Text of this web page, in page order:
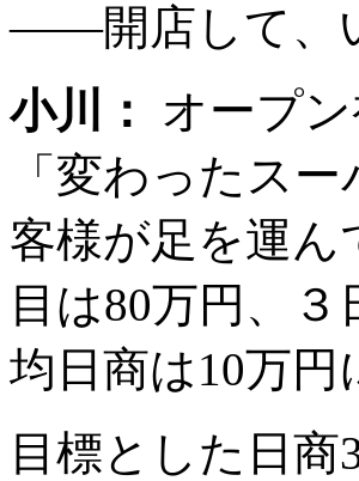
――開店して、
小川：
オープ
「変わったス
客様が足を運
目は80万円、
均日商は10万
目標とした日